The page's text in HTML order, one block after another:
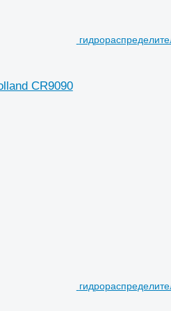
CR9090